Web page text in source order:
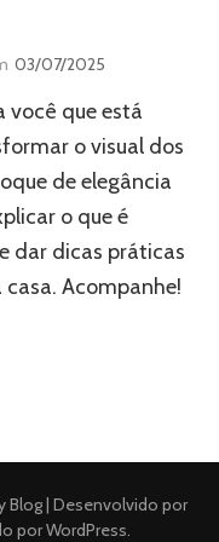
03/07/2025
você que está
o visual dos
de elegância
o que é
dar dicas práticas
Acompanhe!
| Desenvolvido por
porWordPress.